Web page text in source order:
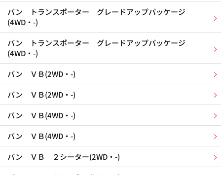
バン トランスポーター グレードアップパッケージ
(4WD・-)
バン トランスポーター グレードアップパッケージ
(4WD・-)
バン ＶＢ(2WD・-)
バン ＶＢ(2WD・-)
バン ＶＢ(4WD・-)
バン ＶＢ(4WD・-)
バン ＶＢ ２シーター(2WD・-)